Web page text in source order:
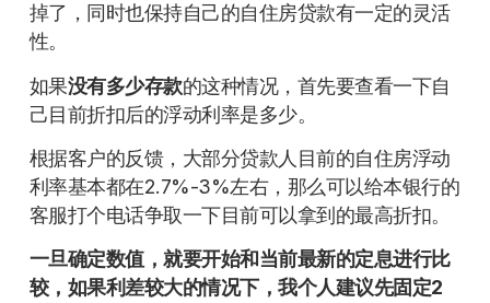
掉了，同时也保持自己的自住房贷款有一定的灵活
性。
如果没有多少存款的这种情况，首先要查看一下自
己目前折扣后的浮动利率是多少。
根据客户的反馈，大部分贷款人目前的自住房浮动
利率基本都在2.7%-3%左右，那么可以给本银行的
客服打个电话争取一下目前可以拿到的最高折扣。
一旦确定数值，就要开始和当前最新的定息进行比
较，如果利差较大的情况下，我个人建议先固定2